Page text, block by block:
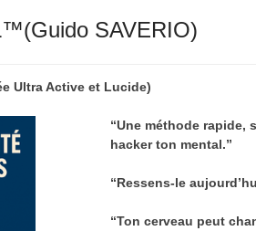
SAVERIO)
Ultra Active et Lucide)
“Une méthode rapide,
hacker ton mental.”
“Ressens-le
“Ton cerveau peut